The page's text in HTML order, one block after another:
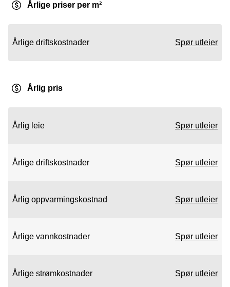
Årlige priser per m²
Årlige driftskostnader Spør utleier
Årlig pris
Årlig leie Spør utleier
Årlige driftskostnader Spør utleier
Årlig oppvarmingskostnad Spør utleier
Årlige vannkostnader Spør utleier
Årlige strømkostnader Spør utleier